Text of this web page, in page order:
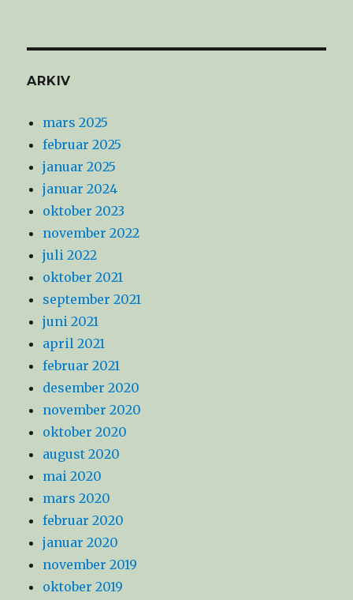
ARKIV
mars 2025
februar 2025
januar 2025
januar 2024
oktober 2023
november 2022
juli 2022
oktober 2021
september 2021
juni 2021
april 2021
februar 2021
desember 2020
november 2020
oktober 2020
august 2020
mai 2020
mars 2020
februar 2020
januar 2020
november 2019
oktober 2019